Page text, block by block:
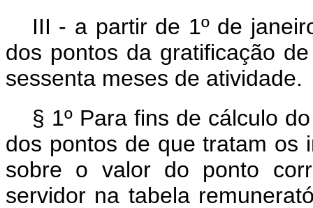
III - a partir de 1º de
dos pontos da gratificação
sessenta meses de atividade.
§ 1º Para fins de cálculo
dos pontos de que tratam
sobre o valor do ponto
servidor na tabela